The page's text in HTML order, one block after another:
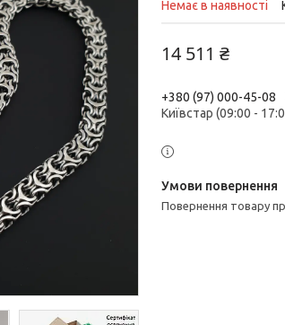
Немає в наявності
14 511 ₴
+380 (97) 000-45-08
Київстар (09:00 -
повернення товару